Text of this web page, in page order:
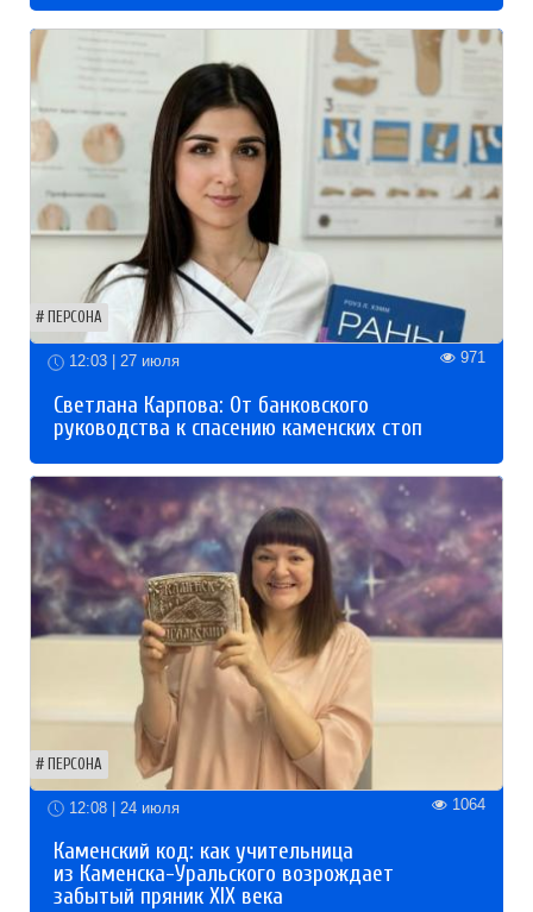
ПЕРСОНА
12:03 | 27 июля 971
Светлана Карпова: От банковского
руководства к спасению каменских стоп
ПЕРСОНА
12:08 | 24 июля 1064
Каменский код: как учительница
из Каменска-Уральского возрождает
забытый пряник XIX века